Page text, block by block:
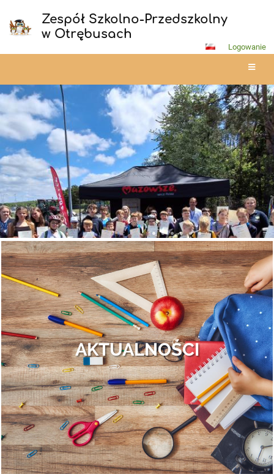
Zespół Szkolno-Przedszkolny
w Otrębusach
Logowanie
Strona
główna
Finał II edycji Bezpiecznego Mazowsza.
Otrębusy znowu obsypane nagrodami!
To był dzień pełen wrażeń, przepełniony do samego końca całą gamą
ludzkich uczuć: od wybuchów szalonej radości po rozczarowanie i gorzki
smak porażki. Ale po kolei.AKTUALNOŚCI